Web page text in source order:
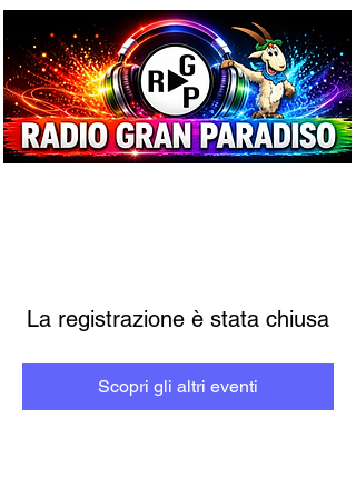
La registrazione è stata chiusa
Scopri gli altri eventi